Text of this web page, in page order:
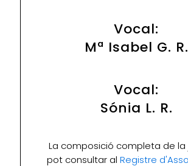
Vocal:
Mª Isabel G. R.
Vocal:
Sónia L. R.
La composició completa de la
pot consultar al Registre